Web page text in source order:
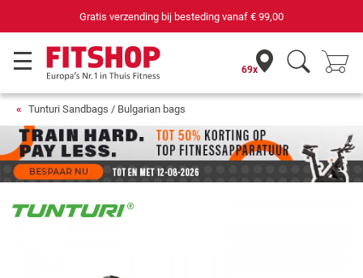
Gratis verzending bij besteding vanaf € 99,00
69x
Tunturi Sandbags / Bulgarian bags